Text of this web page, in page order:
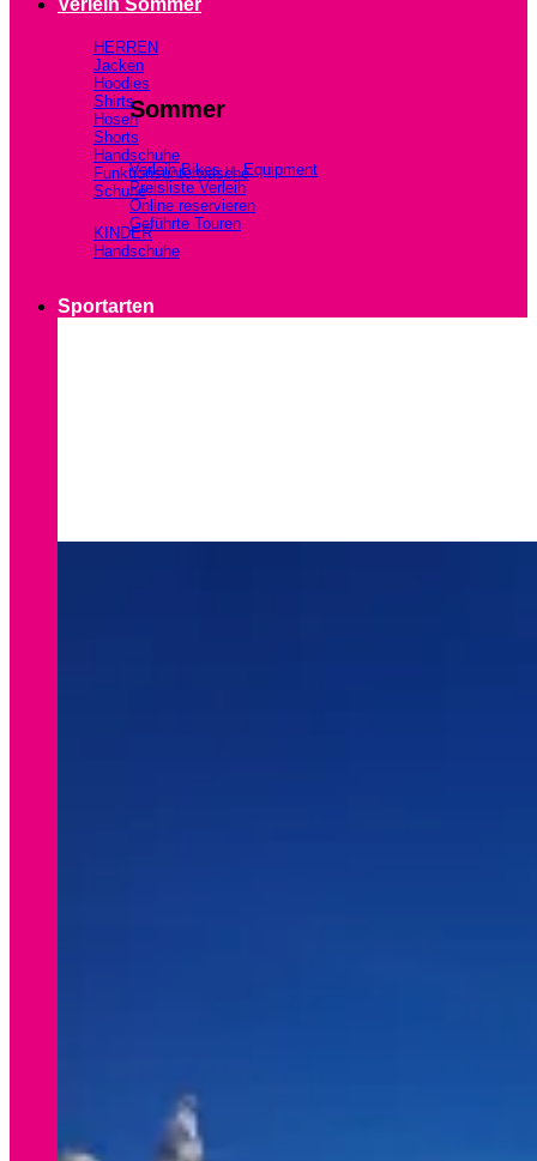
Verleih Sommer
Sommer
Verleih Bikes u. Equipment
Preisliste Verleih
Online reservieren
Geführte Touren
HERREN
Jacken
Hoodies
Shirts
Hosen
Shorts
Handschuhe
Funktionsunterwäsche
Schuhe
KINDER
Handschuhe
Sportarten